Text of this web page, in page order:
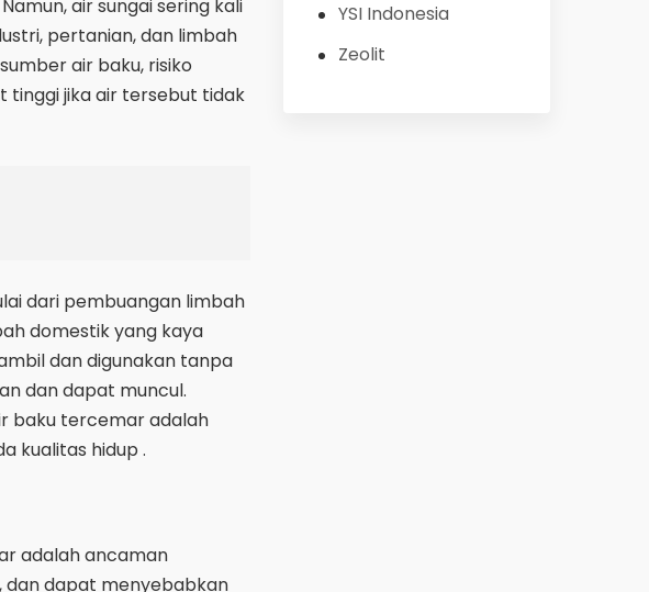
air sungai sering kali
pertanian, dan limbah
air baku, risiko
tinggi jika air tersebut tidak
dari pembuangan limbah
domestik yang kaya
dan digunakan tanpa
dan dapat muncul.
baku tercemar adalah
kualitas hidup .
adalah ancaman
dan dapat menyebabkan
YSI Indonesia
Zeolit